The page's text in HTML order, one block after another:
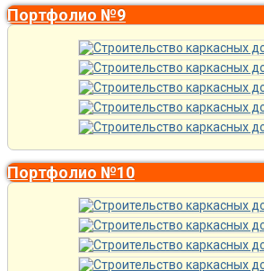
Портфолио №9
Портфолио №10